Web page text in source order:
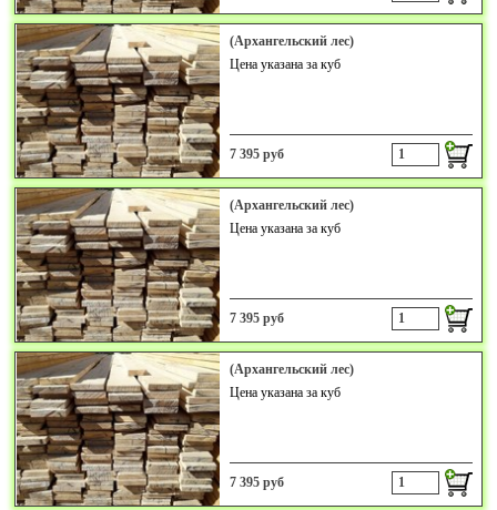
(Архангельский лес)
Цена указана за куб
7 395 руб
(Архангельский лес)
Цена указана за куб
7 395 руб
(Архангельский лес)
Цена указана за куб
7 395 руб